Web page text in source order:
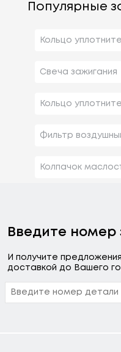
Популярные
Кольцо
Свеча зажигания
Кольцо
Фильтр
Колпачок
Введите номер
И получите
доставкой до Вашего